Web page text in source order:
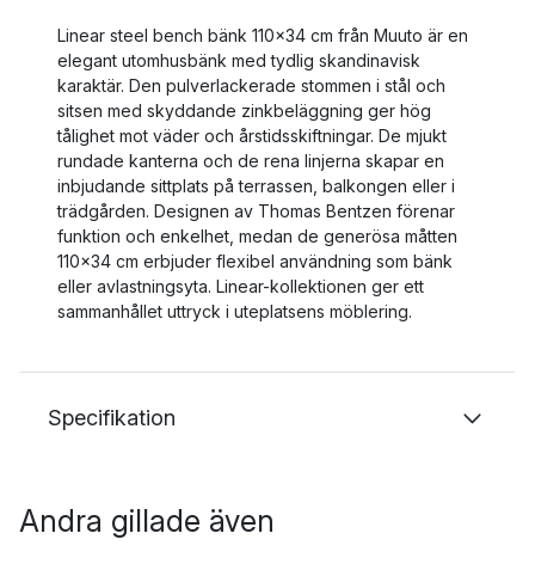
Linear steel bench bänk 110x34 cm från Muuto är en
elegant utomhusbänk med tydlig skandinavisk
karaktär. Den pulverlackerade stommen i stål och
sitsen med skyddande zinkbeläggning ger hög
tålighet mot väder och årstidsskiftningar. De mjukt
rundade kanterna och de rena linjerna skapar en
inbjudande sittplats på terrassen, balkongen eller i
trädgården. Designen av Thomas Bentzen förenar
funktion och enkelhet, medan de generösa måtten
110x34 cm erbjuder flexibel användning som bänk
eller avlastningsyta. Linear-kollektionen ger ett
sammanhållet uttryck i uteplatsens möblering.
Specifikation
Andra gillade även